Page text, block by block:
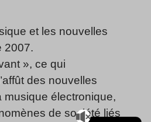
et les nouvelles
2007.
», ce qui
des nouvelles
musique électronique,
de société liés